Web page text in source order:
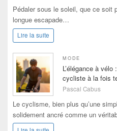
Pédaler sous le soleil, que ce soit
longue escapade…
Lire la suite
MODE
L’élégance à
cycliste à la fois
Pascal Cabus
Le cyclisme, bien plus qu’une
solidement ancré comme un